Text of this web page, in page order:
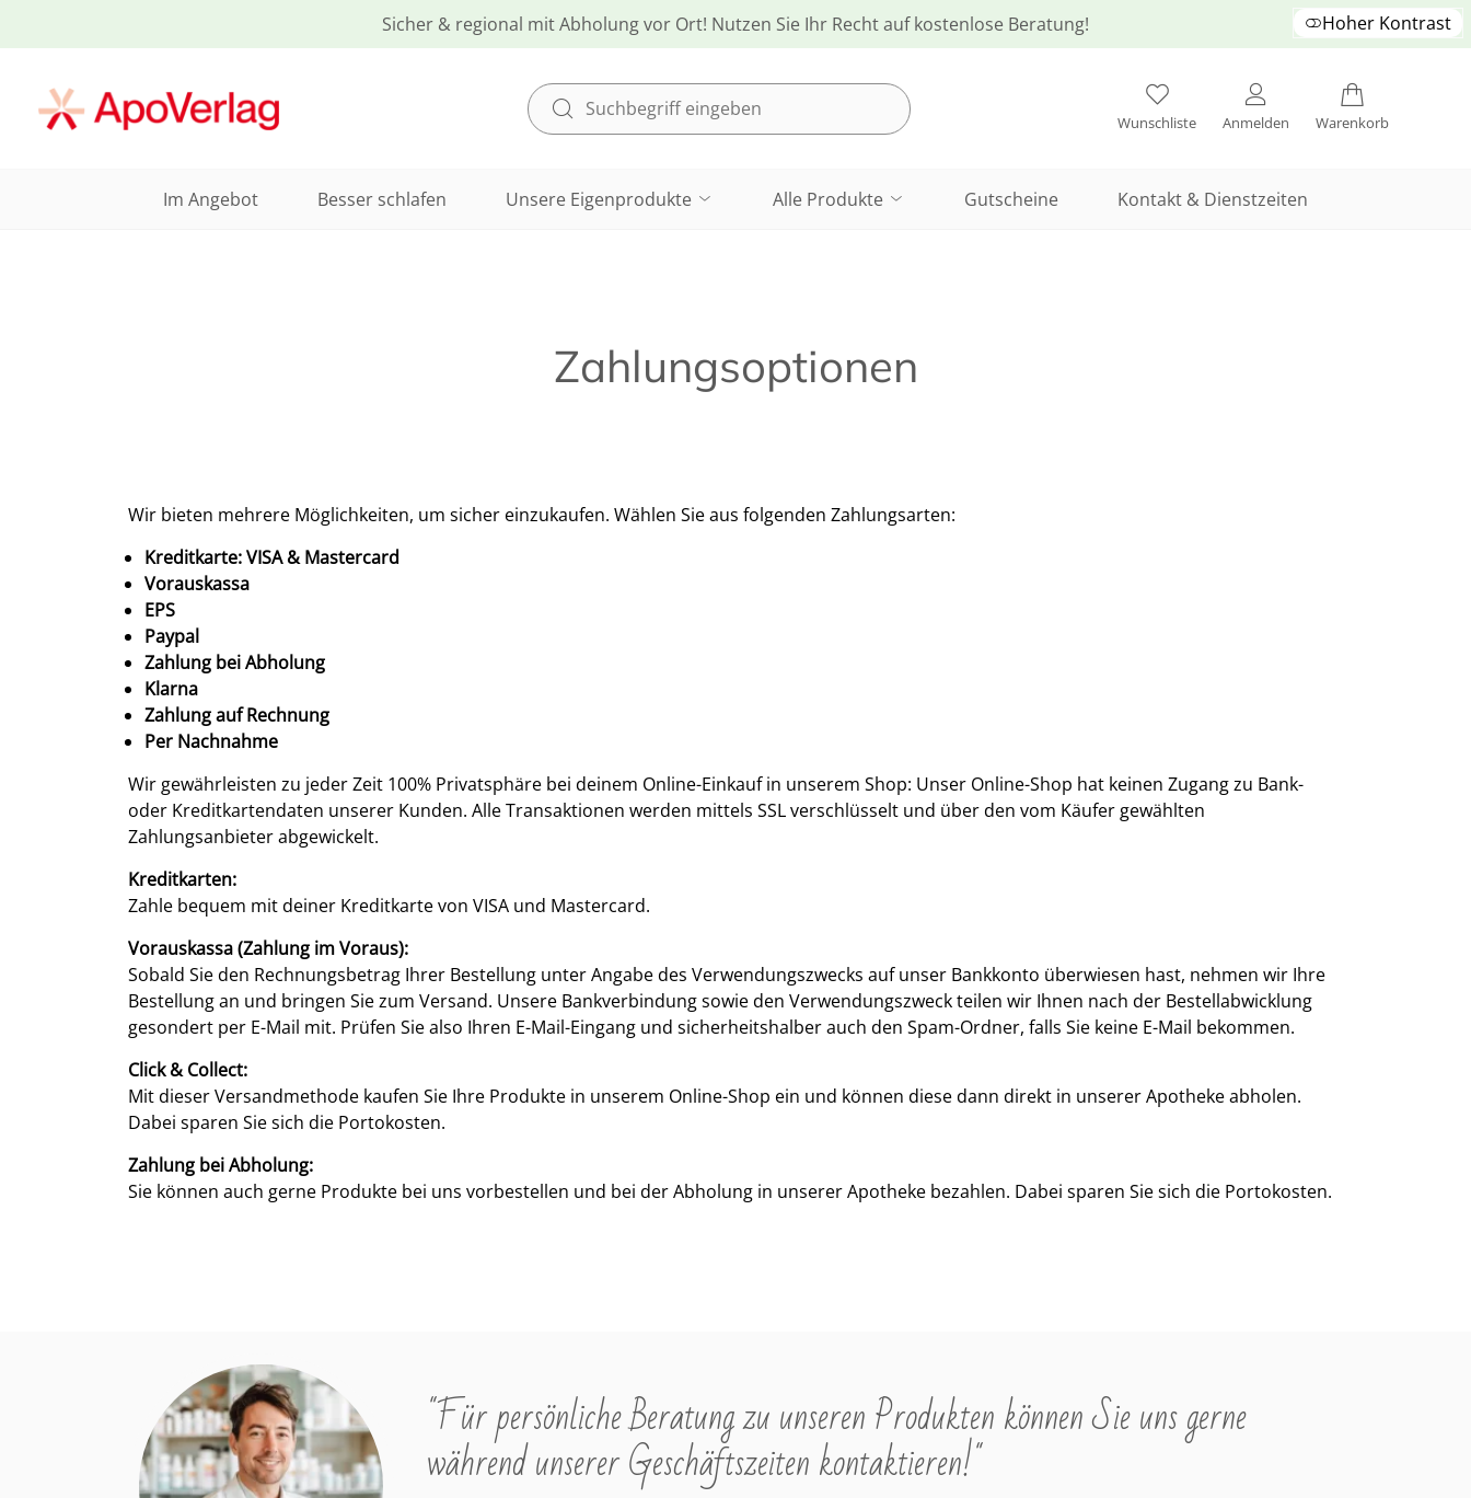
Sicher & regional mit Abholung vor Ort! Nutzen Sie Ihr Recht auf kostenlose Beratung! Hoher Kontrast
Wunschliste Anmelden Warenkorb
Im Angebot Besser schlafen Unsere Eigenprodukte Alle Produkte Gutscheine Kontakt & Dienstzeiten
Zahlungsoptionen
Wir bieten mehrere Möglichkeiten, um sicher einzukaufen. Wählen Sie aus folgenden Zahlungsarten:
Kreditkarte: VISA & Mastercard
Vorauskassa
EPS
Paypal
Zahlung bei Abholung
Klarna
Zahlung auf Rechnung
Per Nachnahme
Wir gewährleisten zu jeder Zeit 100% Privatsphäre bei deinem Online-Einkauf in unserem Shop: Unser Online-Shop hat keinen Zugang zu Bank-
oder Kreditkartendaten unserer Kunden. Alle Transaktionen werden mittels SSL verschlüsselt und über den vom Käufer gewählten
Zahlungsanbieter abgewickelt.
Kreditkarten:
Zahle bequem mit deiner Kreditkarte von VISA und Mastercard.
Vorauskassa (Zahlung im Voraus):
Sobald Sie den Rechnungsbetrag Ihrer Bestellung unter Angabe des Verwendungszwecks auf unser Bankkonto überwiesen hast, nehmen wir Ihre
Bestellung an und bringen Sie zum Versand. Unsere Bankverbindung sowie den Verwendungszweck teilen wir Ihnen nach der Bestellabwicklung
gesondert per E-Mail mit. Prüfen Sie also Ihren E-Mail-Eingang und sicherheitshalber auch den Spam-Ordner, falls Sie keine E-Mail bekommen.
Click & Collect:
Mit dieser Versandmethode kaufen Sie Ihre Produkte in unserem Online-Shop ein und können diese dann direkt in unserer Apotheke abholen.
Dabei sparen Sie sich die Portokosten.
Zahlung bei Abholung:
Sie können auch gerne Produkte bei uns vorbestellen und bei der Abholung in unserer Apotheke bezahlen. Dabei sparen Sie sich die Portokosten.
"Für persönliche Beratung zu unseren Produkten können Sie uns gerne
während unserer Geschäftszeiten kontaktieren!"